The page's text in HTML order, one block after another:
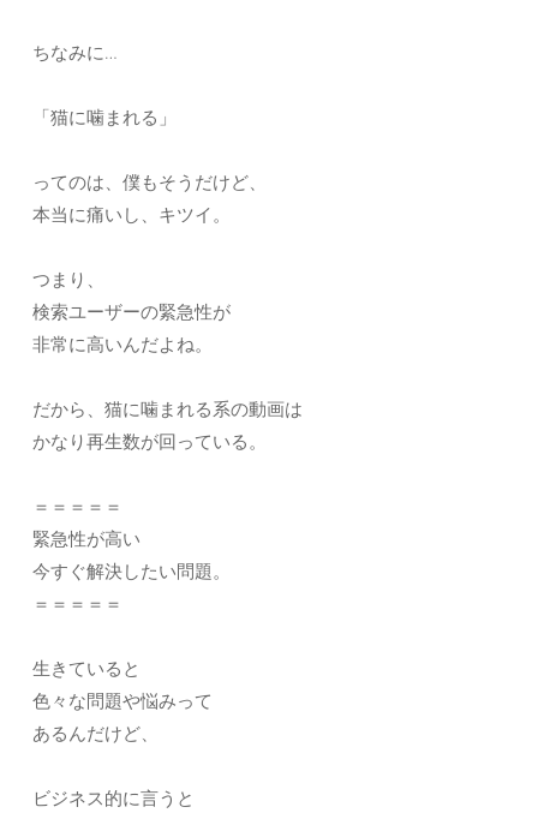
ちなみに…
「猫に噛まれる」
ってのは、僕もそうだけど、
本当に痛いし、キツイ。
つまり、
検索ユーザーの緊急性が
非常に高いんだよね。
だから、猫に噛まれる系の動画は
かなり再生数が回っている。
＝＝＝＝＝
緊急性が高い
今すぐ解決したい問題。
＝＝＝＝＝
生きていると
色々な問題や悩みって
あるんだけど、
ビジネス的に言うと